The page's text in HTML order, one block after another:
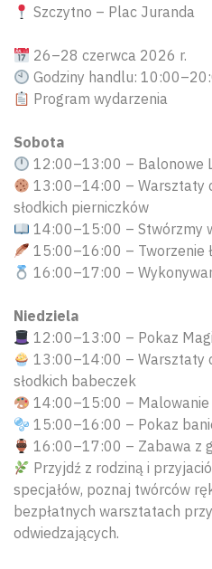
Szczytno – Plac Juranda
26–28 czerwca 2026 r.
Godziny handlu:
Program wydarzenia
Sobota
12:00–13:00 – Balonowe
13:00–14:00 – Warsztaty
słodkich pierniczków
14:00–15:00 – Stwórzmy
15:00–16:00 – Tworzenie
16:00–17:00 –
Niedziela
12:00–13:00 – Pokaz
13:00–14:00 – Warsztaty
słodkich babeczek
14:00–15:00 – Malowanie
15:00–16:00 – Pokaz
16:00–17:00 – Zabawa z
Przyjdź z rodziną i
specjałów, poznaj twórców
bezpłatnych warsztatach
odwiedzających.